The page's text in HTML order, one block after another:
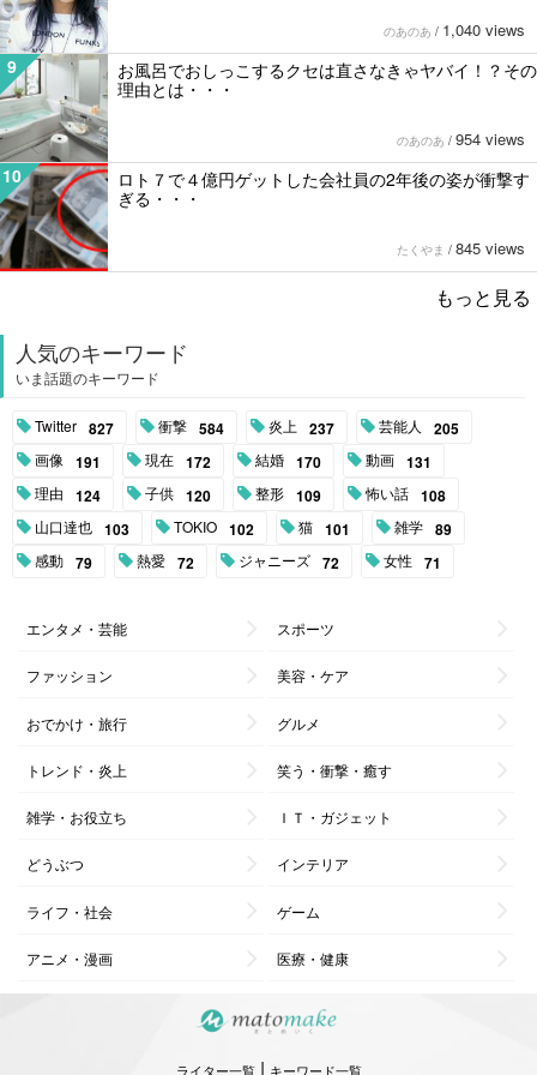
のあのあ / 1,040 views
9
お風呂でおしっこするクセは直さなきゃヤバイ！？その
理由とは・・・
のあのあ / 954 views
10
ロト７で４億円ゲットした会社員の2年後の姿が衝撃す
ぎる・・・
たくやま / 845 views
もっと見る
人気のキーワード
いま話題のキーワード
Twitter 827 衝撃 584 炎上 237 芸能人 205
画像 191 現在 172 結婚 170 動画 131
理由 124 子供 120 整形 109 怖い話 108
山口達也 103 TOKIO 102 猫 101 雑学 89
感動 79 熱愛 72 ジャニーズ 72 女性 71
エンタメ・芸能 スポーツ
ファッション 美容・ケア
おでかけ・旅行 グルメ
トレンド・炎上 笑う・衝撃・癒す
雑学・お役立ち ＩＴ・ガジェット
どうぶつ インテリア
ライフ・社会 ゲーム
アニメ・漫画 医療・健康
ライター一覧| キーワード一覧